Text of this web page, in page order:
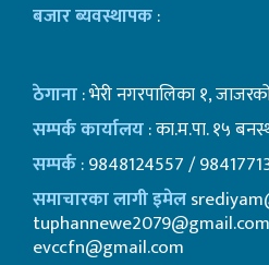
बजार ब्यवस्थापक:
ठेगाना: भेरी नगरपालिका १,
सम्पर्क कार्यालय: का.म.पा. १५
सम्पर्क: 9848124557 /
समाचारका लागी इमेल
tuphannewe2079@gmail.com
evccfn@gmail.com